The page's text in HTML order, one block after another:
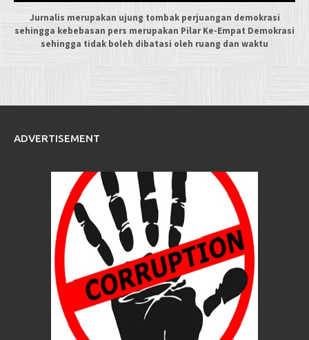
Jurnalis merupakan ujung tombak perjuangan demokrasi
sehingga kebebasan pers merupakan Pilar Ke-Empat Demokrasi
sehingga tidak boleh dibatasi oleh ruang dan waktu
ADVERTISEMENT